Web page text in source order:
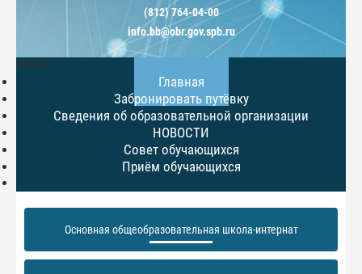
(812) 764-04-00
info.bb@obr.gov.spb.ru
МЕНЮ
Главная
Забронировать путёвку
Сведения об образовательной организации
НОВОСТИ
Совет обучающихся
Приём обучающихся
Основная общеобразовательная школа-интернат